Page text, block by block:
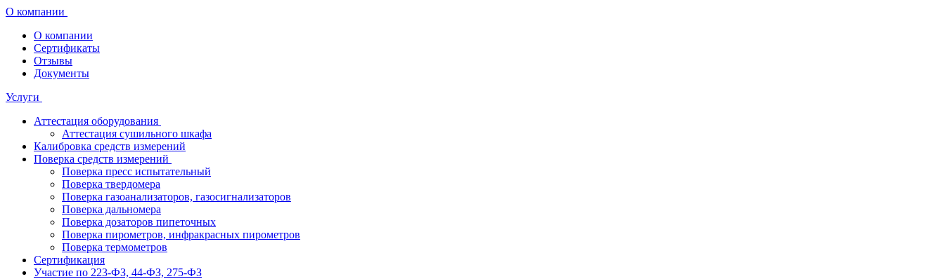
О компании
О компании
Сертификаты
Отзывы
Документы
Услуги
Аттестация оборудования
Аттестация сушильного шкафа
Калибровка средств измерений
Поверка средств измерений
Поверка пресс испытательный
Поверка твердомера
Поверка газоанализаторов, газосигнализаторов
Поверка дальномера
Поверка дозаторов пипеточных
Поверка пирометров, инфракрасных пирометров
Поверка термометров
Сертификация
Участие по 223-ФЗ, 44-ФЗ, 275-ФЗ